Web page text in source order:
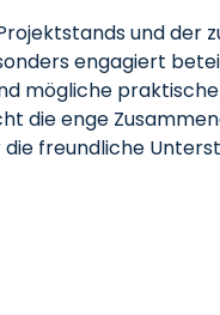
und der
engagiert
mögliche
die enge
freundliche